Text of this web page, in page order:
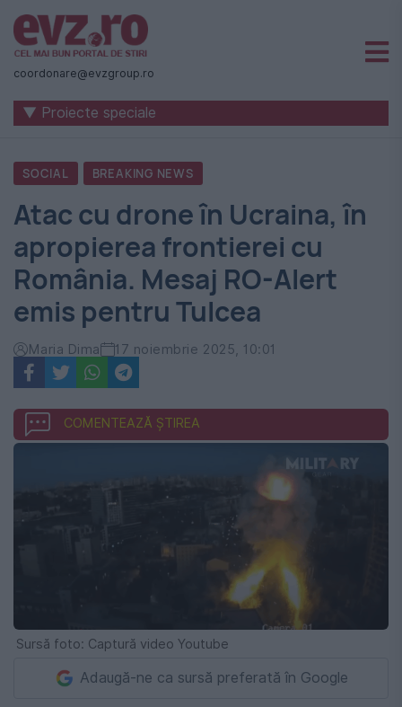
Știri
naționale
internaționale
România
-
Evenimentul
Zilei
coordonare@evzgroup.ro
▼ Proiecte speciale
SOCIAL BREAKING NEWS
Atac cu drone în Ucraina, în
apropierea frontierei cu
România. Mesaj RO-Alert
emis pentru Tulcea
Maria Dima 17 noiembrie 2025, 10:01
COMENTEAZĂ ȘTIREA
Sursă foto: Captură video Youtube
Adaugă-ne ca sursă preferată în Google